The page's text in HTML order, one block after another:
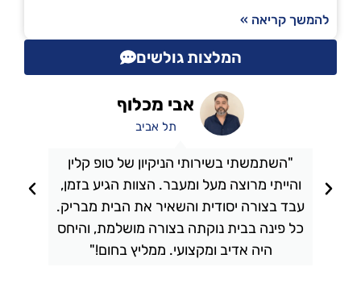
להמשך קריאה »
המלצות גולשים
"השתמשתי בשירותי הניקיון של טופ קלין
והייתי מרוצה מעל ומעבר. הצוות הגיע בזמן,
עבד בצורה יסודית והשאיר את הבית מבריק.
כל פינה בבית נוקתה בצורה מושלמת, והיחס
היה אדיב ומקצועי. ממליץ בחום!"
אבי מכלוף
תל אביב